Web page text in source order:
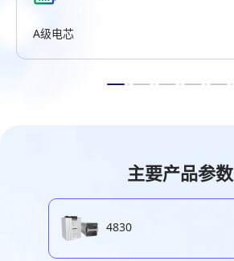
A级电芯
主要产品参数
4830